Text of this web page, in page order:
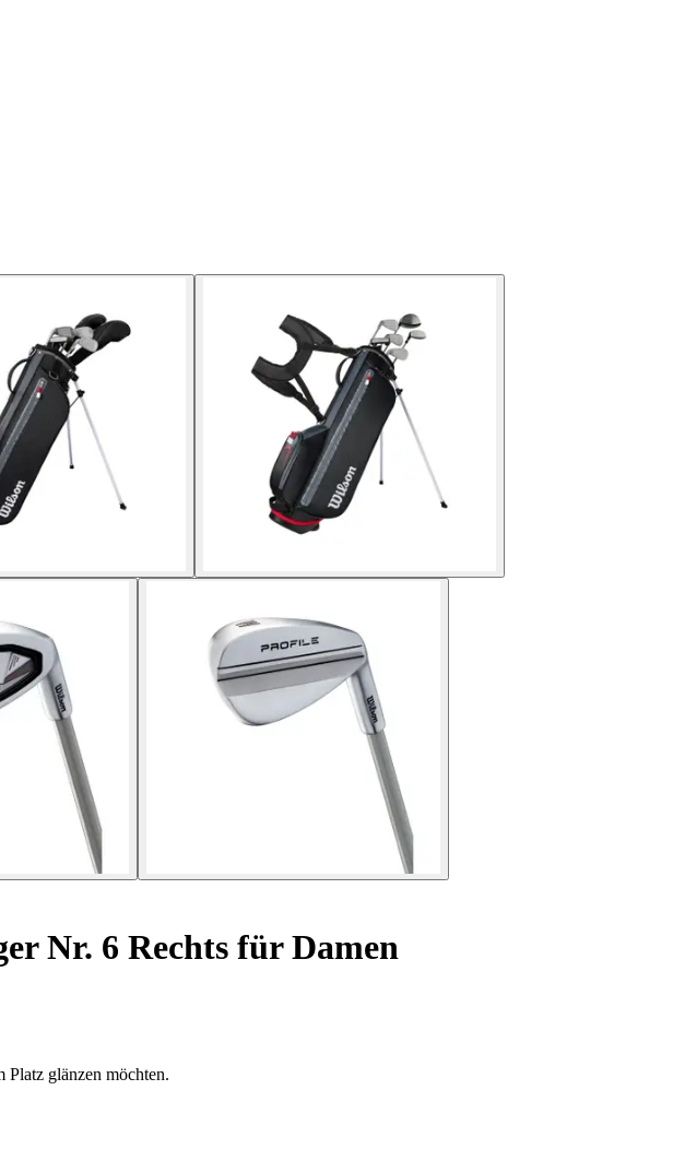
Nr. 6 Rechts für Damen
glänzen möchten.